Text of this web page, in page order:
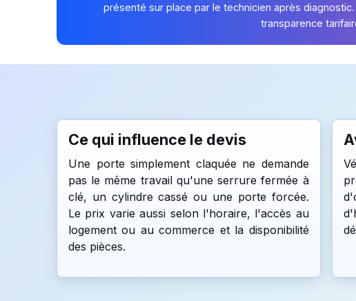
présenté sur place par le technicien après
transparence
Ce qui influence le devis
Une porte simplement claquée ne demande
pas le même travail qu'une serrure fermée à
clé, un cylindre cassé ou une porte forcée.
Le prix varie aussi selon l'horaire, l'accès au
logement ou au commerce et la disponibilité
des pièces.